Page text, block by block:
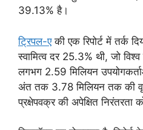
39.13% है।
ट्रिपल-एकी एक रिपोर्ट में तर्क
स्वामित्व दर 25.3% थी, जो
लगभग 2.59 मिलियन
अंत तक 3.78 मिलियन तक की
प्रक्षेपवक्र की अपेक्षित निरंतरता